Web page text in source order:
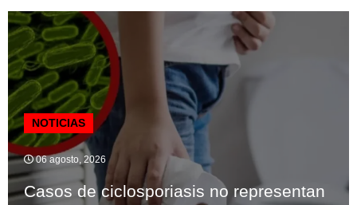
NOTICIAS
06 agosto, 2026
Casos de ciclosporiasis no representan